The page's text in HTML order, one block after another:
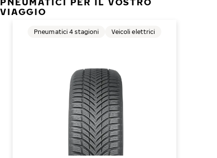
VIAGGIO
Pneumatici 4 stagioni Veicoli elettrici